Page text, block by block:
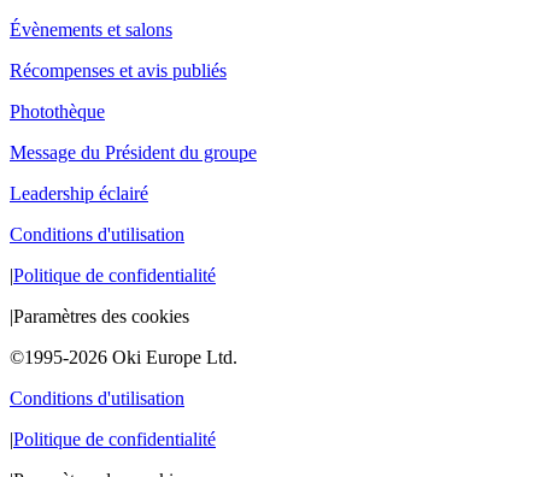
Évènements et salons
Récompenses et avis publiés
Photothèque
Message du Président du groupe
Leadership éclairé
Conditions d'utilisation
|Politique de confidentialité
|Paramètres des cookies
©1995-2026 Oki Europe Ltd.
Conditions d'utilisation
|Politique de confidentialité